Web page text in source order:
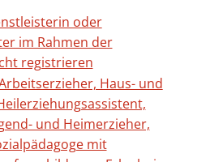
oder
im Rahmen der
registrieren
Haus- und
und Heimerzieher,
mit